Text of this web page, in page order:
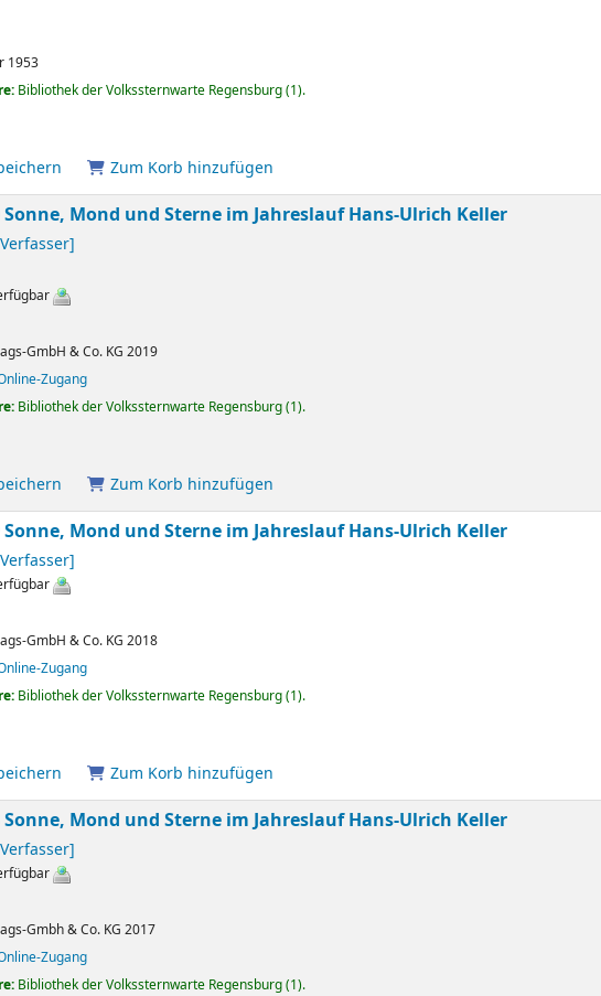
1953
Bibliothek der Volkssternwarte Regensburg(1).
Zum Korb hinzufügen
Mond und Sterne im JahreslaufHans-Ulrich Keller
GmbH & Co. KG 2019
Zugang
Bibliothek der Volkssternwarte Regensburg(1).
Zum Korb hinzufügen
Mond und Sterne im JahreslaufHans-Ulrich Keller
GmbH & Co. KG 2018
Zugang
Bibliothek der Volkssternwarte Regensburg(1).
Zum Korb hinzufügen
Mond und Sterne im JahreslaufHans-Ulrich Keller
Gmbh & Co. KG 2017
Zugang
Bibliothek der Volkssternwarte Regensburg(1).